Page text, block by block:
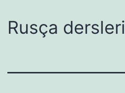
Rusça dersleri